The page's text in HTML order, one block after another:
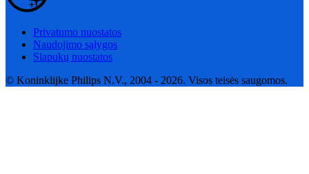
Privatumo nuostatos
Naudojimo sąlygos
Slapukų nuostatos
© Koninklijke Philips N.V., 2004 - 2026. Visos teisės saugomos.